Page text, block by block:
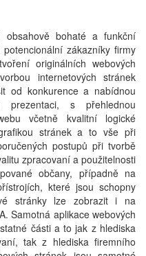
bohaté a funkční
zákazníky firmy
originálních webových
internetových stránek
od konkurence a nabídnou
prezentaci, s přehlednou
včetně kvalitní logické
stránek a to vše při
postupů při tvorbě
zpracovaní a použitelnosti
občany, případně na
které jsou schopny
stránky lze zobrazit i na
Samotná aplikace webových
části a to jak z hlediska
tak z hlediska firemního